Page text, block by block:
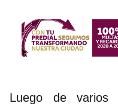
Luego de varios